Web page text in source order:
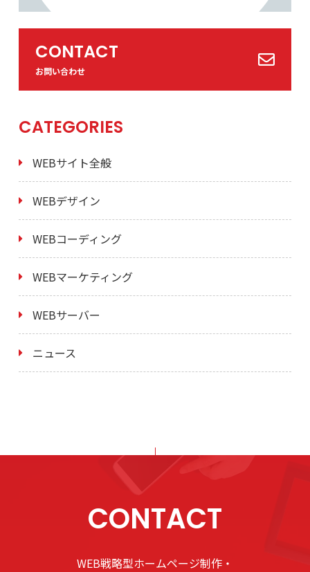
CONTACT
お問い合わせ
CATEGORIES
WEBサイト全般
WEBデザイン
WEBコーディング
WEBマーケティング
WEBサーバー
ニュース
CONTACT
WEB戦略型ホームページ制作・